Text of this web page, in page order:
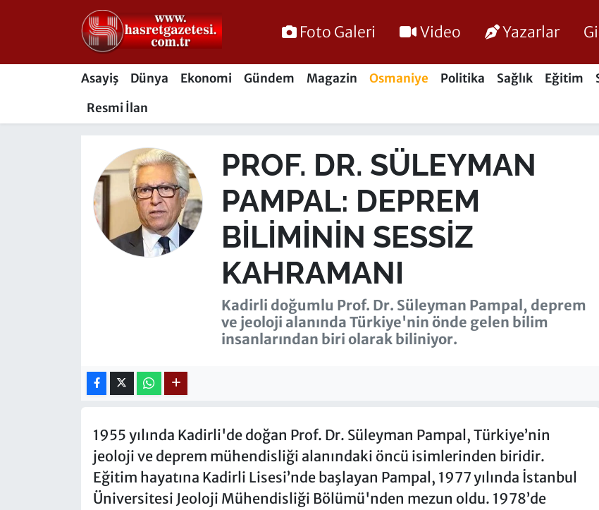
Foto Galeri Video Yazarlar
Asayiş Dünya Ekonomi Gündem Magazin Osmaniye Politika Sağlık Eğitim
Resmi İlan
PROF. DR. SÜLEYMAN
PAMPAL: DEPREM
BILIMININ SESSIZ
KAHRAMANI
Kadirli doğumlu Prof. Dr. Süleyman Pampal, deprem
ve jeoloji alanında Türkiye'nin önde gelen bilim
insanlarından biri olarak biliniyor.
1955 yılında Kadirli'de doğan Prof. Dr. Süleyman Pampal, Türkiye’nin
jeoloji ve deprem mühendisliği alanındaki öncü isimlerinden biridir.
Eğitim hayatına Kadirli Lisesi’nde başlayan Pampal, 1977 yılında İstanbul
Üniversitesi Jeoloji Mühendisliği Bölümü'nden mezun oldu. 1978’de
Osmaniye Nöbetçi Eczaneler
Osmaniye Hava Durumu
Osmaniye Trafik Yoğunluk Haritası
Süper Lig Puan Durumu ve Fikstür
Tüm Manşetler
Son Dakika Haberleri